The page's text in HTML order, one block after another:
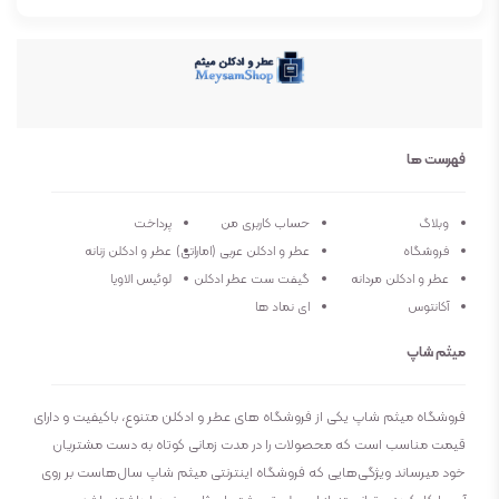
نوع عطر
فصل فصول گرم و معتدل
ماندگاری زیاد
فهرست ها
وبلاگ حساب کاربری من
پرداخت
فروشگاه
عطر و ادکلن عربی (اماراتی) عطر و ادکلن زنانه
عطر و ادکلن مردانه
گیفت ست عطر ادکلن
لوئیس الاویا
آکانتوس
ای نماد ها
میثم شاپ
فروشگاه میثم شاپ یکی از فروشگاه های عطر و ادکلن متنوع، باکیفیت و دارای
قیمت مناسب است که محصولات را در مدت زمانی کوتاه به دست مشتریان
خود میرساند ویژگی‌هایی که فروشگاه اینترنتی میثم شاپ سال‌هاست بر روی